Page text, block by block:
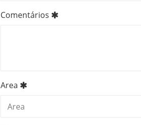
Comentários
Area